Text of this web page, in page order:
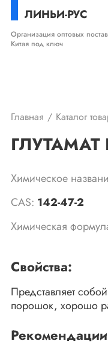
ЛИНЬИ-РУС
Организация оптовых
Китая под ключ
Главная Каталог
ГЛУТАМАТ
Химическое
CAS: 142-47-2
Химическая
Свойства:
Представляет
порошок, хорошо